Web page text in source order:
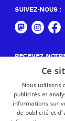
SUIVEZ-NOUS :
RECEVEZ
Ce
Nous utilisons
publicités et
informations sur
de publicité et